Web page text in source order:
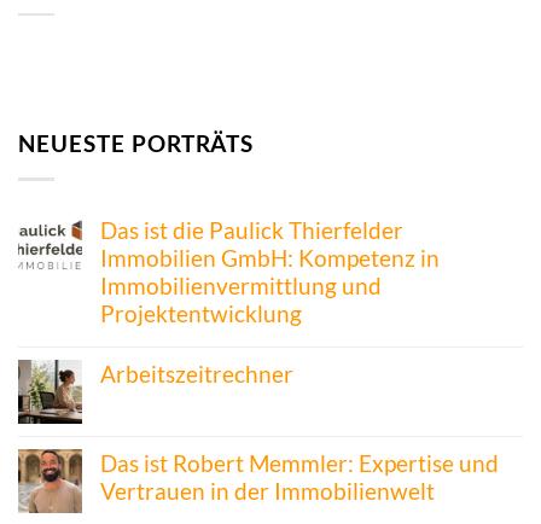
NEUESTE PORTRÄTS
Das ist die Paulick Thierfelder
Immobilien GmbH: Kompetenz in
Immobilienvermittlung und
Projektentwicklung
Arbeitszeitrechner
Das ist Robert Memmler: Expertise und
Vertrauen in der Immobilienwelt